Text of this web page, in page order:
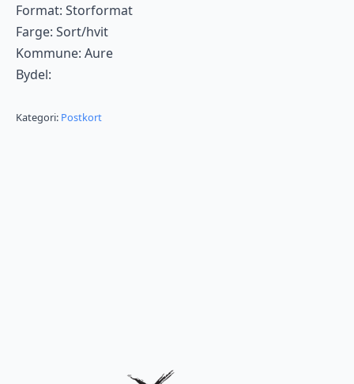
Format: Storformat
Farge: Sort/hvit
Kommune: Aure
Bydel:
Kategori: Postkort